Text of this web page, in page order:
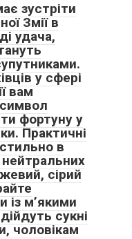
зустріти
Змії в
удача,
у сфері
вам
фортуну у
Практичні
в
сірий
із м’якими
сукні
чоловікам